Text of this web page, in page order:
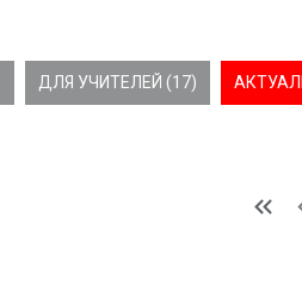
ДЛЯ УЧИТЕЛЕЙ (17)